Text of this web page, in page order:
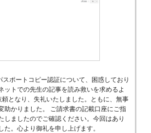
スポートコピー認証について、困惑しており
ットでの先生の記事を読み救いを求めるよ
頼となり、失礼いたしました。ともに、無事
助かりました。 ご請求書の記載口座にご指
しましたのでご確認ください。今回はあり
た。心より御礼を申し上げます。